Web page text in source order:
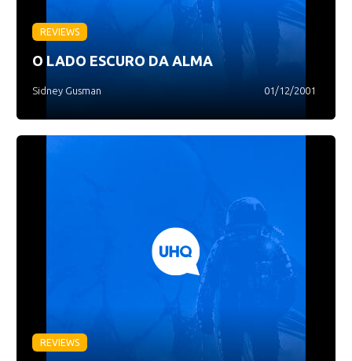
REVIEWS
O LADO ESCURO DA ALMA
Sidney Gusman 01/12/2001
REVIEWS